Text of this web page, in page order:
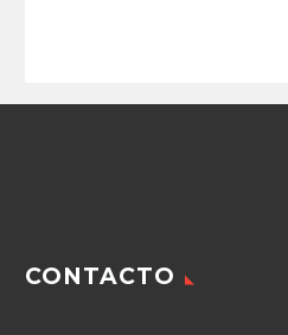
CONTACTO